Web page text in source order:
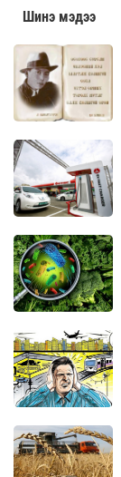
Шинэ мэдээ